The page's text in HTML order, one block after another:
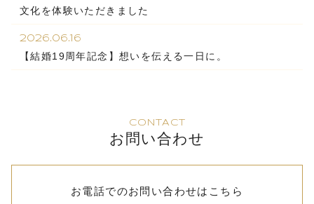
文化を体験いただきました
2026.06.16
【結婚19周年記念】想いを伝える一日に。
CONTACT
お問い合わせ
お電話でのお問い合わせはこちら